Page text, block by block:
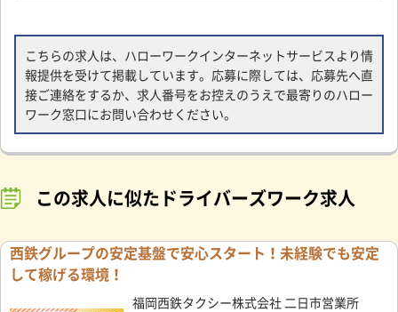
こちらの求人は、ハローワークインターネットサービスより情
報提供を受けて掲載しています。応募に際しては、応募先へ直
接ご連絡をするか、求人番号をお控えのうえで最寄りのハロー
ワーク窓口にお問い合わせください。
この求人に似たドライバーズワーク求人
西鉄グループの安定基盤で安心スタート！未経験でも安定
して稼げる環境！
福岡西鉄タクシー株式会社 二日市営業所